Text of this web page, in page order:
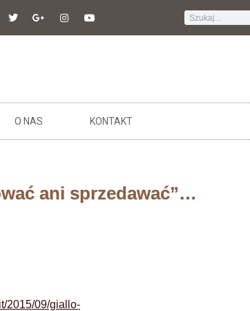
O NAS KONTAKT
ani sprzedawać”…
2015/09/giallo-